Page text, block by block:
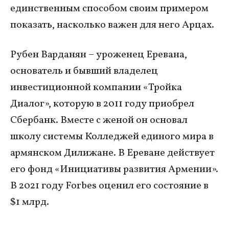
единственным способом своим примером
показать, насколько важен для него Арцах.
Рубен Варданян – уроженец Еревана,
основатель и бывший владелец
инвестиционной компании «Тройка
Диалог», которую в 2011 году приобрел
Сбербанк. Вместе с женой он основал
школу системы Колледжей единого мира в
армянском Дилижане. В Ереване действует
его фонд «Инициативы развития Армении».
В 2021 году Forbes оценил его состояние в
$1 млрд.